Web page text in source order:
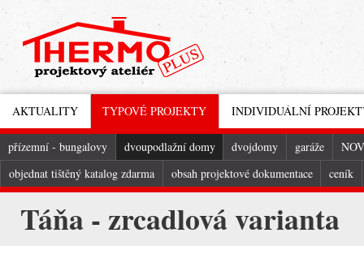
AKTUALITY TYPOVÉ PROJEKTY
přízemní - bungalovy dvoupodlažní domy dvojdomy garáže
objednat tištěný katalog zdarma
obsah projektové dokumentace ceník
INDIVIDUÁLNÍ
Táňa - zrcadlová varianta